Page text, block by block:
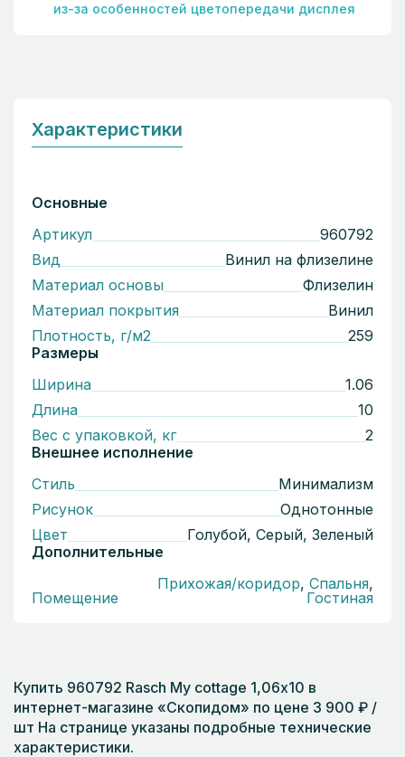
из-за особенностей цветопередачи дисплея
Характеристики
Основные
Артикул
960792
Вид
Винил на флизелине
Материал основы
Флизелин
Материал покрытия
Винил
Плотность, г/м2
259
Размеры
Ширина
1.06
Длина
10
Вес с упаковкой, кг
2
Внешнее исполнение
Стиль
Минимализм
Рисунок
Однотонные
Цвет
Голубой, Серый, Зеленый
Дополнительные
Помещение
Прихожая/коридор, Спальня,
Гостиная
Купить 960792 Rasch My cottage 1,06х10 в
интернет-магазине «Скопидом» по цене 3 900 ₽ /
шт На странице указаны подробные технические
характеристики.